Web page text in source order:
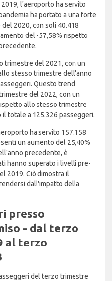
l'aeroporto ha servito
ha portato a una forte
2020, con soli 40.418
del -57,58% rispetto
trimestre del 2021, con un
stesso trimestre dell'anno
Questo trend
del 2022, con un
allo stesso trimestre
totale a 125.326 passeggeri.
ha servito 157.158
un aumento del 25,40%
precedente, è
hanno superato i livelli pre-
2019. Ciò dimostra il
dall'impatto della
presso
- dal terzo
al terzo
del terzo trimestre